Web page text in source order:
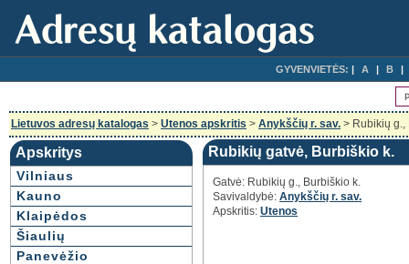
GYVENVIETĖS: A B
Lietuvos adresų katalogas > Utenos apskritis > Anykščių r. sav. > Rubikių g.,
Apskritys
Vilniaus
Kauno
Klaipėdos
Šiaulių
Panevėžio
Rubikių gatvė, Burbiškio k.
Gatvė: Rubikių g., Burbiškio k.
Savivaldybė: Anykščių r. sav.
Apskritis: Utenos